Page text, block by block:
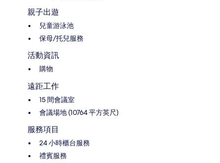
親子出遊
兒童游泳池
保母/托兒服務
活動資訊
購物
遠距工作
15 間會議室
會議場地 (10764 平方英尺)
服務項目
24 小時櫃台服務
禮賓服務